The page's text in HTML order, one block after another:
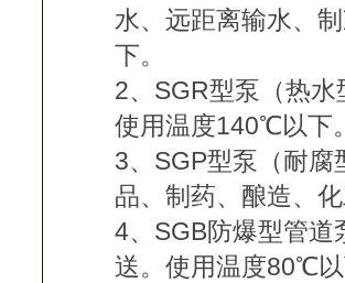
水、远距离输水、
下。
2、SGR型泵（热
使用温度140℃以下。
3、SGP型泵（耐
品、制药、酿造、
4、SGB防爆型管道
送。使用温度80℃以